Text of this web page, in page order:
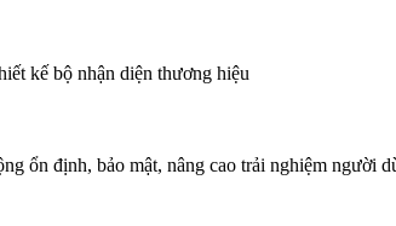
kế bộ nhận diện thương hiệu
ổn định, bảo mật, nâng cao trải nghiệm người